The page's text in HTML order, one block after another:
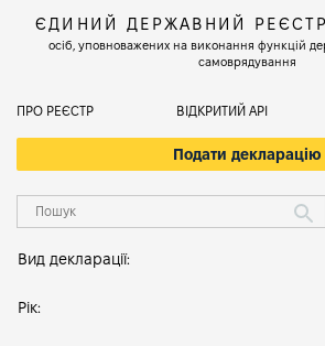
ЄДИНИЙ ДЕРЖАВНИЙ РЕЄСТР
осіб, уповноважених на виконання функцій
самоврядування
ПРО РЕЄСТР ВІДКРИТИЙ АРІ
Подати декларацію
Вид декларації:
Рік: